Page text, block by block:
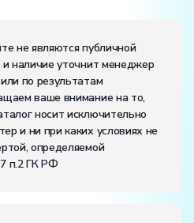
В·А:150
электрическим током:
˚С:+10…+35
не являются публичной
наличие уточнит менеджер
по результатам
ваше внимание на то,
носит исключительно
и ни при каких условиях не
определяемой
п.2 ГК РФ